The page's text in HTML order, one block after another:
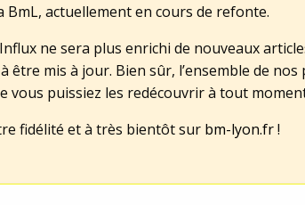
BmL, actuellement en cours de refonte.
ne sera plus enrichi de nouveaux
mis à jour. Bien sûr, l’ensemble de
vous puissiez les redécouvrir à tout
fidélité et à très bientôt sur bm-lyon.fr!